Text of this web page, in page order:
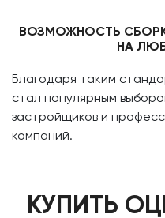
ВОЗМОЖНОСТЬ
НА
Благодаря таким
стал популярным
застройщиков и
компаний.
КУПИТЬ